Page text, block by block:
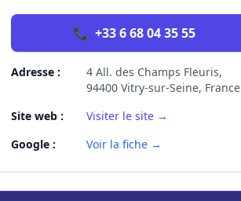
📞 +33 6 68 04 35 55
Adresse :
4 All. des Champs Fleuris,
94400 Vitry-sur-Seine, France
Site web :
Visiter le site →
Google :
Voir la fiche →